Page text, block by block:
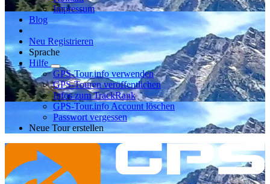
Impressum
Blog
Neu Registrieren
Sprache
Hilfe
GPS-Tour.info verwenden
GPS-Touren veröffentlichen
Infos zum TrackRank
GPS-Tour.info Account löschen
Passwort vergessen
Neue Tour erstellen